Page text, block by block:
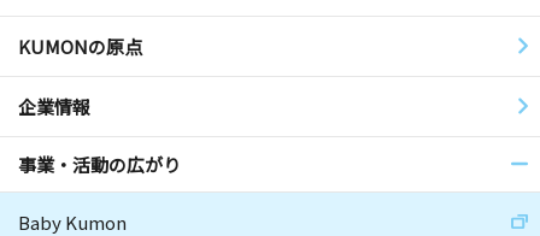
KUMONの原点
企業情報
事業・活動の広がり
Baby Kumon